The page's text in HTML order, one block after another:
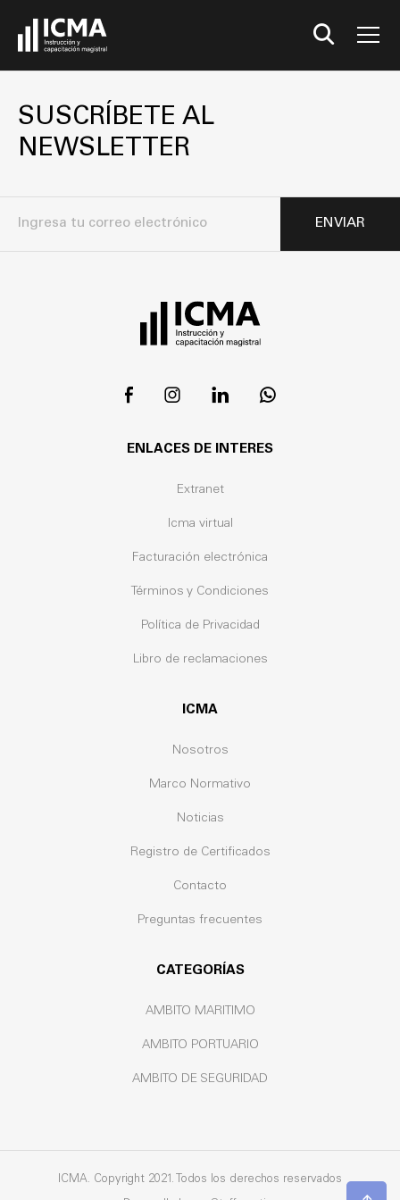
SUSCRÍBETE AL
NEWSLETTER
ENVIAR
ENLACES DE INTERES
Extranet
Icma virtual
Facturación electrónica
Términos y Condiciones
Política de Privacidad
Libro de reclamaciones
ICMA
Nosotros
Marco Normativo
Noticias
Registro de Certificados
Contacto
Preguntas frecuentes
CATEGORÍAS
AMBITO MARITIMO
AMBITO PORTUARIO
AMBITO DE SEGURIDAD
ICMA. Copyright 2021. Todos los derechos reservados